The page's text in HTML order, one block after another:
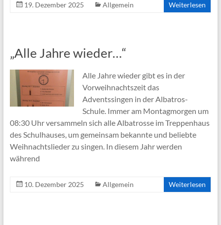
19. Dezember 2025 Allgemein Weiterlesen
„Alle Jahre wieder…“
Alle Jahre wieder gibt es in der
Vorweihnachtszeit das
Adventssingen in der Albatros-
Schule. Immer am Montagmorgen um
08:30 Uhr versammeln sich alle Albatrosse im Treppenhaus
des Schulhauses, um gemeinsam bekannte und beliebte
Weihnachtslieder zu singen. In diesem Jahr werden
während
10. Dezember 2025 Allgemein Weiterlesen